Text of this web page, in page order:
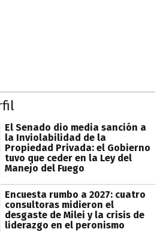
El Senado dio media sanción a
la Inviolabilidad de la
Propiedad Privada: el Gobierno
tuvo que ceder en la Ley del
Manejo del Fuego
Encuesta rumbo a 2027: cuatro
consultoras midieron el
desgaste de Milei y la crisis de
liderazgo en el peronismo